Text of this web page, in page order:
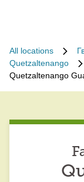
All locations
Quetzaltenango
Quetzaltenango